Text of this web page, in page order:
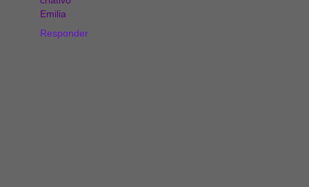
Emilia
Responder